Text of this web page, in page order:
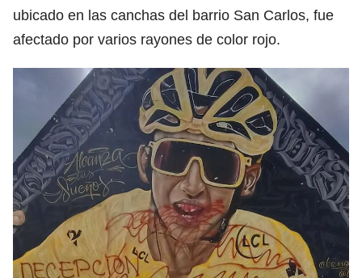
ubicado en las canchas del barrio San Carlos, fue
afectado por varios rayones de color rojo.